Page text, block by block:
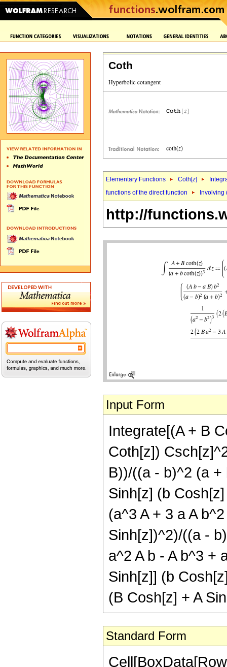
Coth
Elementary Functions Coth[z]
functions of the direct function
Involving
http://
Input Form
Integrate[(A + B
Coth[z])
B))/((a - b)^2 (a
Sinh[z] (b
(a^3 A + 3 a A
Sinh[z])^2)/((a -
a^2 A b - A b^3 +
Sinh[z]] (b
(B Cosh[z] + A
Standard Form